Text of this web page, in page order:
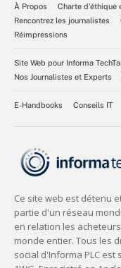
À Propos
Charte d’éthique
Rencontrez les journalistes
Réimpressions
Site Web pour Informa
Nos Journalistes et Experts
E-Handbooks Conseils IT